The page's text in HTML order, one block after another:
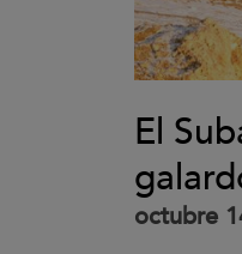
El
octubre